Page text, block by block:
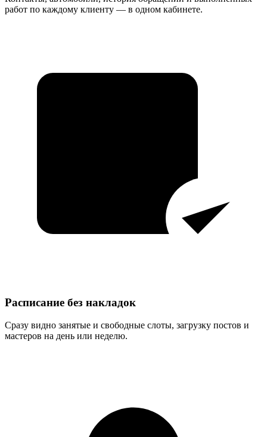
работ по каждому клиенту — в одном кабинете.
Расписание без накладок
Сразу видно занятые и свободные слоты, загрузку постов и
мастеров на день или неделю.